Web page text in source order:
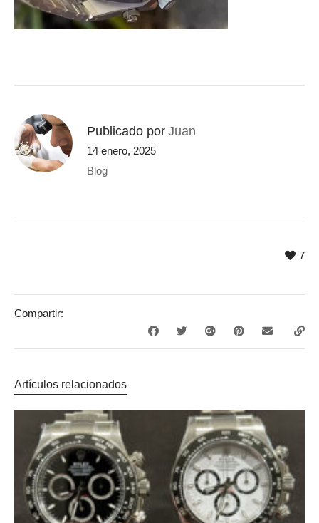
Publicado por Juan
14 enero, 2025
Blog
7
Compartir:
Artículos relacionados